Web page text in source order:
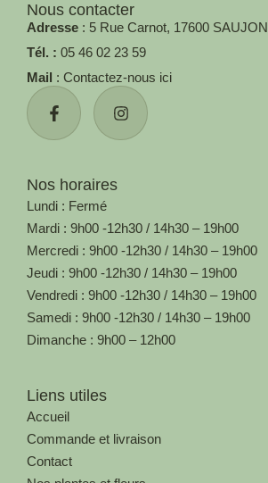
Nous contacter
Adresse : 5 Rue Carnot, 17600 SAUJON
Tél. : 05 46 02 23 59
Mail : Contactez-nous ici
Nos horaires
Lundi : Fermé
Mardi : 9h00 -12h30 / 14h30 – 19h00
Mercredi : 9h00 -12h30 / 14h30 – 19h00
Jeudi : 9h00 -12h30 / 14h30 – 19h00
Vendredi : 9h00 -12h30 / 14h30 – 19h00
Samedi : 9h00 -12h30 / 14h30 – 19h00
Dimanche : 9h00 – 12h00
Liens utiles
Accueil
Commande et livraison
Contact